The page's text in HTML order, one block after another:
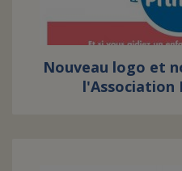
Nouveau logo et
l'Association